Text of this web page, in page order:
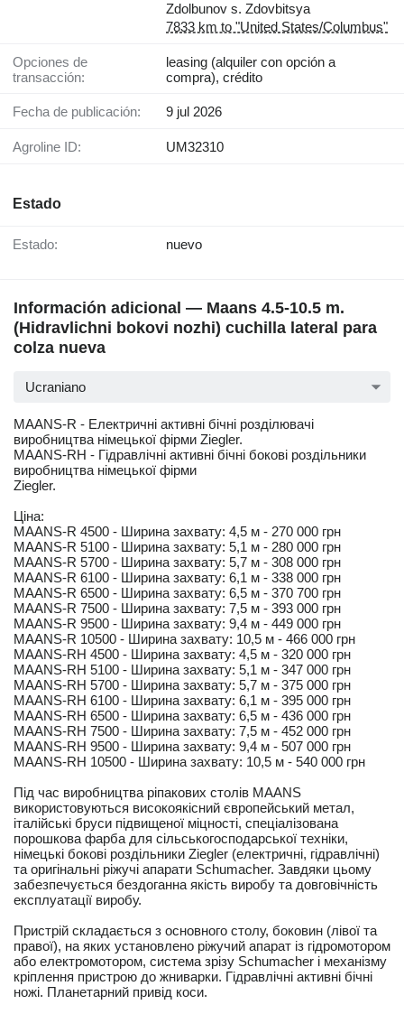
Zdolbunov s. Zdovbitsya
7833 km to "United States/Columbus"
Opciones de
transacción:
leasing (alquiler con opción a
compra), crédito
Fecha de publicación: 9 jul 2026
Agroline ID: UM32310
Estado
Estado: nuevo
Información adicional — Maans 4.5-10.5 m.
(Hidravlichni bokovi nozhi) cuchilla lateral para
colza nueva
Ucraniano
MAANS-R - Електричні активні бічні розділювачі
виробництва німецької фірми Ziegler.
MAANS-RН - Гідравлічні активні бічні бокові роздільники
виробництва німецької фірми
Ziegler.
Ціна:
MAANS-R 4500 - Ширина захвату: 4,5 м - 270 000 грн
MAANS-R 5100 - Ширина захвату: 5,1 м - 280 000 грн
MAANS-R 5700 - Ширина захвату: 5,7 м - 308 000 грн
MAANS-R 6100 - Ширина захвату: 6,1 м - 338 000 грн
MAANS-R 6500 - Ширина захвату: 6,5 м - 370 700 грн
MAANS-R 7500 - Ширина захвату: 7,5 м - 393 000 грн
MAANS-R 9500 - Ширина захвату: 9,4 м - 449 000 грн
MAANS-R 10500 - Ширина захвату: 10,5 м - 466 000 грн
MAANS-RН 4500 - Ширина захвату: 4,5 м - 320 000 грн
MAANS-RН 5100 - Ширина захвату: 5,1 м - 347 000 грн
MAANS-RН 5700 - Ширина захвату: 5,7 м - 375 000 грн
MAANS-RН 6100 - Ширина захвату: 6,1 м - 395 000 грн
MAANS-RН 6500 - Ширина захвату: 6,5 м - 436 000 грн
MAANS-RН 7500 - Ширина захвату: 7,5 м - 452 000 грн
MAANS-RН 9500 - Ширина захвату: 9,4 м - 507 000 грн
MAANS-RН 10500 - Ширина захвату: 10,5 м - 540 000 грн
Під час виробництва ріпакових столів MAANS
використовуються високоякісний європейський метал,
італійські бруси підвищеної міцності, спеціалізована
порошкова фарба для сільськогосподарської техніки,
німецькі бокові роздільники Ziegler (електричні, гідравлічні)
та оригінальні ріжучі апарати Schumacher. Завдяки цьому
забезпечується бездоганна якість виробу та довговічність
експлуатації виробу.
Пристрій складається з основного столу, боковин (лівої та
правої), на яких установлено ріжучий апарат із гідромотором
або електромотором, система зрізу Schumacher і механізму
кріплення пристрою до жниварки. Гідравлічні активні бічні
ножі. Планетарний привід коси.